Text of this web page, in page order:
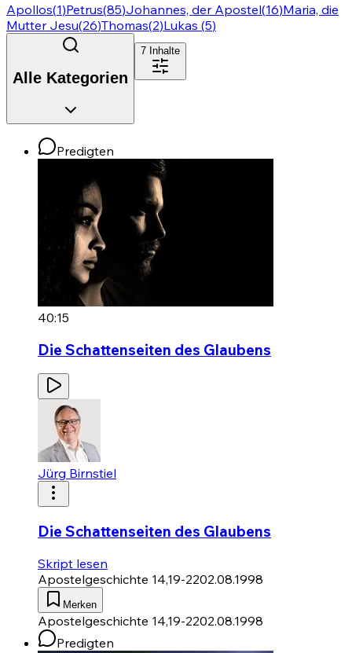
Apollos(1)Petrus(85)Johannes, der Apostel(16)Maria, die
Mutter Jesu(26)Thomas(2)Lukas (5)
Alle Kategorien
7 Inhalte
Predigten
40:15
Die Schattenseiten des Glaubens
Jürg Birnstiel
Die Schattenseiten des Glaubens
Skript lesen
Apostelgeschichte 14,19-2202.08.1998
Merken
Apostelgeschichte 14,19-2202.08.1998
Predigten